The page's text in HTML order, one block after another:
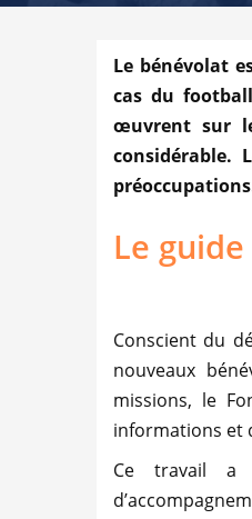
Le bénévolat
cas du
œuvrent sur
considérable.
Le
Conscient du
nouveaux
missions, le
informations et
Ce travail a